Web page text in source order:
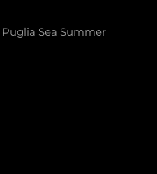
Puglia Sea Summer